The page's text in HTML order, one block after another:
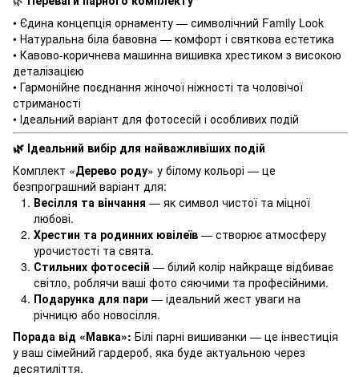
• Єдина концепція орнаменту — символічний Family Look
• Натуральна біла бавовна — комфорт і святкова естетика
• Кавово-коричнева машинна вишивка хрестиком з високою
деталізацією
• Гармонійне поєднання жіночої ніжності та чоловічої
стриманості
• Ідеальний варіант для фотосесій і особливих подій
🌿 Ідеальний вибір для найважливіших подій
Комплект «Дерево роду» у білому кольорі — це
безпрограшний варіант для:
Весілля та вінчання — як символ чистої та міцної
любові.
Хрестин та родинних ювілеїв — створює атмосферу
урочистості та свята.
Стильних фотосесій — білий колір найкраще відбиває
світло, роблячи ваші фото сяючими та професійними.
Подарунка для пари — ідеальний жест уваги на
річницю або новосілля.
Порада від «Мавка»: Білі парні вишиванки — це інвестиція
у ваш сімейний гардероб, яка буде актуальною через
десятиліття.